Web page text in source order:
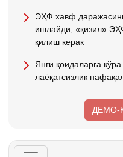
ЭҲФ хавф
ишлайди, «қизил»
қилиш керак
Янги қоидаларга
лаёқатсизлик
ДЕМО-